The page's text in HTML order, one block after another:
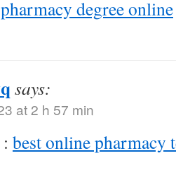
pharmacy degree online
says:
at 2 h 57 min
best online pharmacy